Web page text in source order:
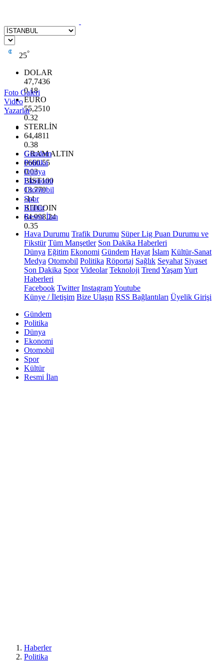
25°
DOLAR
47,7436
0.18
EURO
55,2510
0.32
STERLİN
64,4811
0.38
GRAM ALTIN
6660.55
0.03
BİST100
13.779
-14
BITCOIN
64.998,24
0.35
Foto Galeri
Video
Yazarlar
Gündem
Politika
Dünya
Ekonomi
Otomobil
Spor
Kültür
Resmi İlan
Hava Durumu Trafik Durumu Süper Lig Puan Durumu ve
Fikstür Tüm Manşetler Son Dakika Haberleri
Dünya Eğitim Ekonomi Gündem Hayat İslam Kültür-Sanat
Medya Otomobil Politika Röportaj Sağlık Seyahat Siyaset
Son Dakika Spor Videolar Teknoloji Trend YaşamYurt
Haberleri
Facebook Twitter InstagramYoutube
Künye / İletişim Bize Ulaşın RSS Bağlantıları Üyelik Girişi
Gündem
Politika
Dünya
Ekonomi
Otomobil
Spor
Kültür
Resmi İlan
Haberler
Politika